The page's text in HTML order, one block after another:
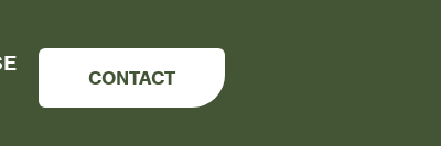
CONTACT